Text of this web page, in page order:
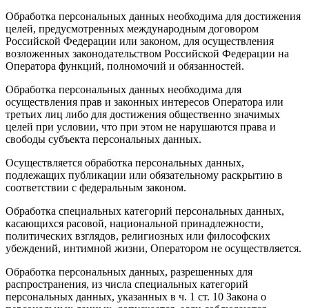
Обработка персональных данных необходима для достижения
целей, предусмотренных международным договором
Российской Федерации или законом, для осуществления
возложенных законодательством Российской Федерации на
Оператора функций, полномочий и обязанностей.
Обработка персональных данных необходима для
осуществления прав и законных интересов Оператора или
третьих лиц либо для достижения общественно значимых
целей при условии, что при этом не нарушаются права и
свободы субъекта персональных данных.
Осуществляется обработка персональных данных,
подлежащих публикации или обязательному раскрытию в
соответствии с федеральным законом.
Обработка специальных категорий персональных данных,
касающихся расовой, национальной принадлежности,
политических взглядов, религиозных или философских
убеждений, интимной жизни, Оператором не осуществляется.
Обработка персональных данных, разрешенных для
распространения, из числа специальных категорий
персональных данных, указанных в ч. 1 ст. 10 Закона о